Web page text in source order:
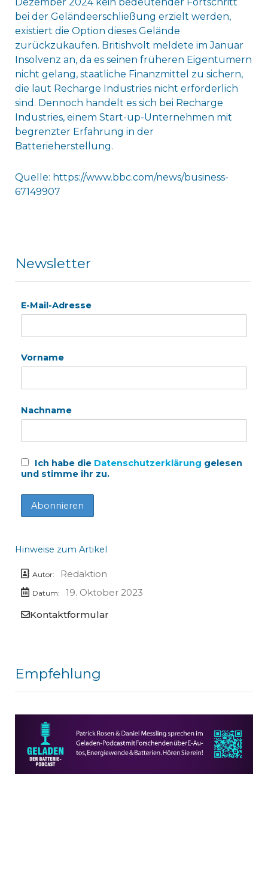
Dezember 2024 kein bedeutender Fortschritt
bei der Geländeerschließung erzielt werden,
existiert die Option dieses Gelände
zurückzukaufen. Britishvolt meldete im Januar
Insolvenz an, da es seinen früheren Eigentümern
nicht gelang, staatliche Finanzmittel zu sichern,
die laut Recharge Industries nicht erforderlich
sind. Dennoch handelt es sich bei Recharge
Industries, einem Start-up-Unternehmen mit
begrenzter Erfahrung in der
Batterieherstellung.
Quelle: https://www.bbc.com/news/business-
67149907
Newsletter
E-Mail-Adresse
Vorname
Nachname
Ich habe die Datenschutzerklärung gelesen
und stimme ihr zu.
Hinweise zum Artikel
Autor: Redaktion
Datum:
19. Oktober 2023
Kontaktformular
Empfehlung